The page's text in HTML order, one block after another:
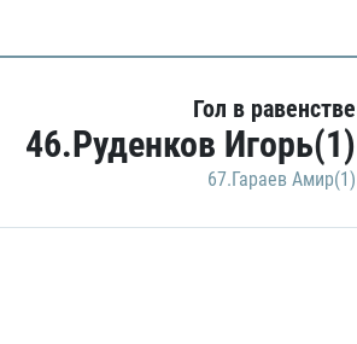
Гол в равенстве
46.Руденков Игорь(1)
67.Гараев Амир(1)